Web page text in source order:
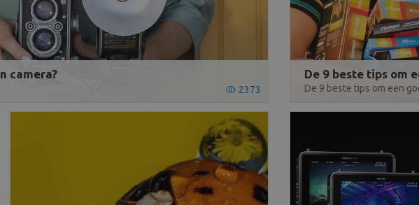
camera?
2373